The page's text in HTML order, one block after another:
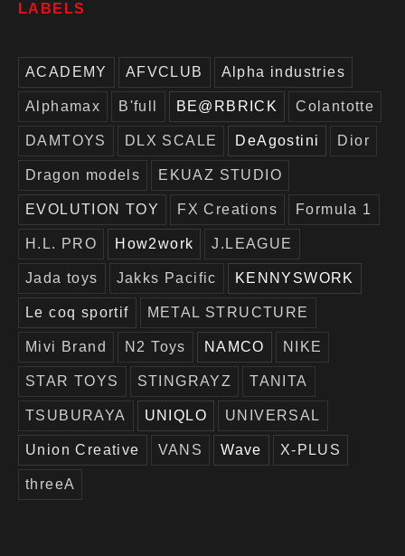
LABELS
ACADEMY AFVCLUB Alpha industries
Alphamax B'full BE@RBRICK Colantotte
DAMTOYS DLX SCALE DeAgostini Dior
Dragon models EKUAZ STUDIO
EVOLUTION TOY FX Creations Formula 1
H.L. PRO How2work J.LEAGUE
Jada toys Jakks Pacific KENNYSWORK
Le coq sportif METAL STRUCTURE
Mivi Brand N2 Toys NAMCO NIKE
STAR TOYS STINGRAYZ TANITA
TSUBURAYA UNIQLO UNIVERSAL
Union Creative VANS Wave X-PLUS
threeA